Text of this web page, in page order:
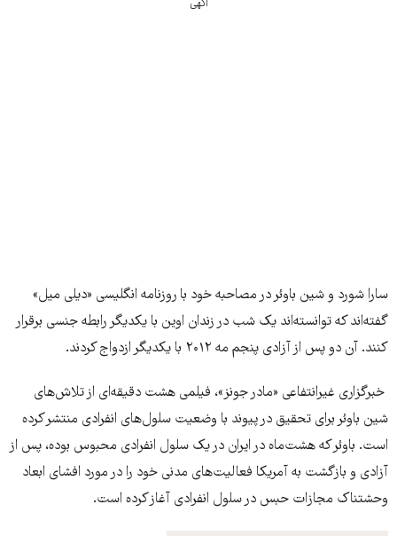
سارا شورد و شین باوئر در مصاحبه خود با روزنامه انگلیسی «دیلی میل»
گفته‌اند که توانسته‌اند یک شب در زندان اوین با یکدیگر رابطه جنسی برقرار
کنند. آن دو پس از آزادی پنجم مه ۲۰۱۲ با یکدیگر ازدواج کردند.
خبرگزاری غیرانتفاعی «مادر جونز»، فيلمی هشت‌ دقيقه‌ای از تلاش‌های
شین باوئر برای تحقيق در پیوند با وضعيت سلول‌های انفرادی منتشر کرده
است. باوئر که هشت‌ماه در ايران در يک سلول انفرادی محبوس بوده، پس از
آزادی و بازگشت به آمريکا فعاليت‌های مدنی خود را در مورد افشای ابعاد
وحشتناک مجازات حبس در سلول انفرادی آغاز کرده است.